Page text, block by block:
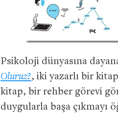
Psikoloji dünyasına
Oluruz?, iki yazarlı bir kitap
kitap, bir rehber görevi
duygularla başa çıkmayı